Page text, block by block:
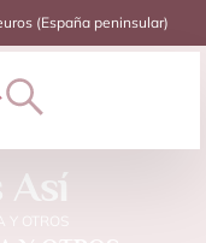
(España peninsular)
Así
OTROS